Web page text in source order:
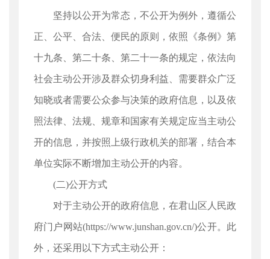
坚持以公开为常态，不公开为例外，遵循公
正、公平、合法、便民的原则，依照《条例》第
十九条、第二十条、第二十一条的规定，依法向
社会主动公开涉及群众切身利益、需要群众广泛
知晓或者需要公众参与决策的政府信息，以及依
照法律、法规、规章和国家有关规定应当主动公
开的信息，并按照上级行政机关的部署，结合本
单位实际不断增加主动公开的内容。
(二)公开方式
对于主动公开的政府信息，在君山区人民政
府门户网站(https://www.junshan.gov.cn/)公开。此
外，还采用以下方式主动公开：